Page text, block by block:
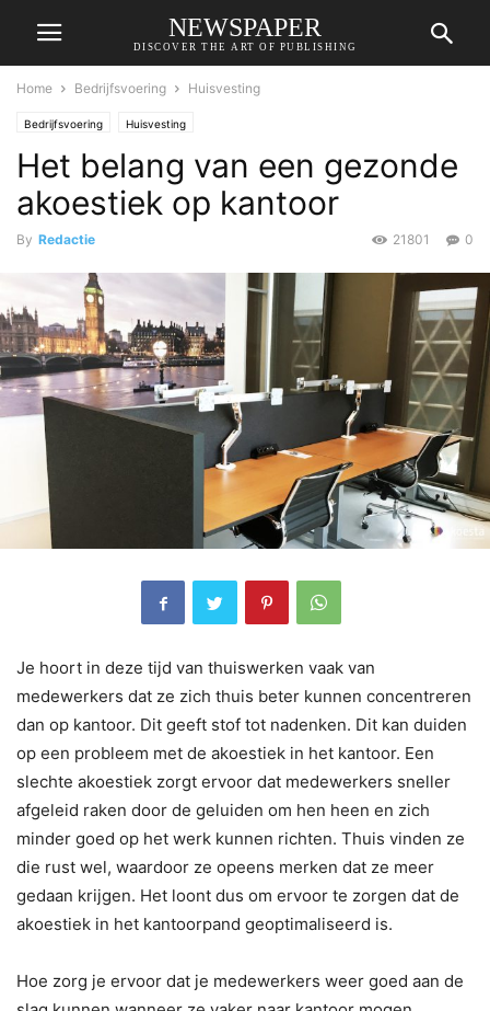
NEWSPAPER
DISCOVER THE ART OF PUBLISHING
Home Bedrijfsvoering Huisvesting
Bedrijfsvoering Huisvesting
Het belang van een gezonde
akoestiek op kantoor
By Redactie 0
21801
Je hoort in deze tijd van thuiswerken vaak van
medewerkers dat ze zich thuis beter kunnen concentreren
dan op kantoor. Dit geeft stof tot nadenken. Dit kan duiden
op een probleem met de akoestiek in het kantoor. Een
slechte akoestiek zorgt ervoor dat medewerkers sneller
afgeleid raken door de geluiden om hen heen en zich
minder goed op het werk kunnen richten. Thuis vinden ze
die rust wel, waardoor ze opeens merken dat ze meer
gedaan krijgen. Het loont dus om ervoor te zorgen dat de
akoestiek in het kantoorpand geoptimaliseerd is.
Hoe zorg je ervoor dat je medewerkers weer goed aan de